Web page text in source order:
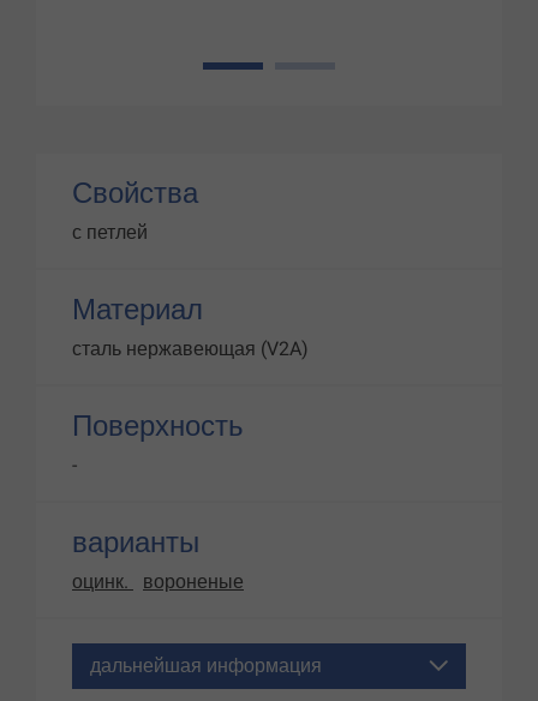
1
Свойства
с петлей
Материал
сталь нержавеющая (V2A)
Поверхность
-
варианты
оцинк. вороненые
дальнейшая информация